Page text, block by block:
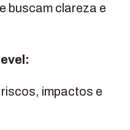
buscam clareza e
riscos, impactos e